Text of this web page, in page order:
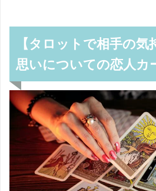
【タロットで相手の
思いについての恋人カ